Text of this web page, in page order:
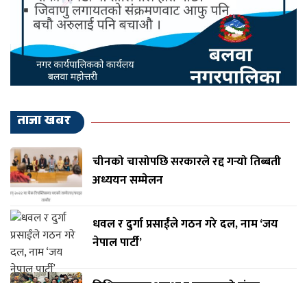
ताजा खबर
चीनको चासोपछि सरकारले रद्द गर्‍यो तिब्बती
अध्ययन सम्मेलन
धवल र दुर्गा प्रसाईंले गठन गरे दल, नाम ‘जय
नेपाल पार्टी’